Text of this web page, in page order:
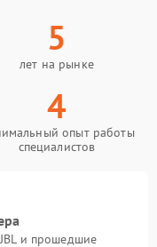
5
лет на рынке
4
опыт работы
специалистов
и прошедшие